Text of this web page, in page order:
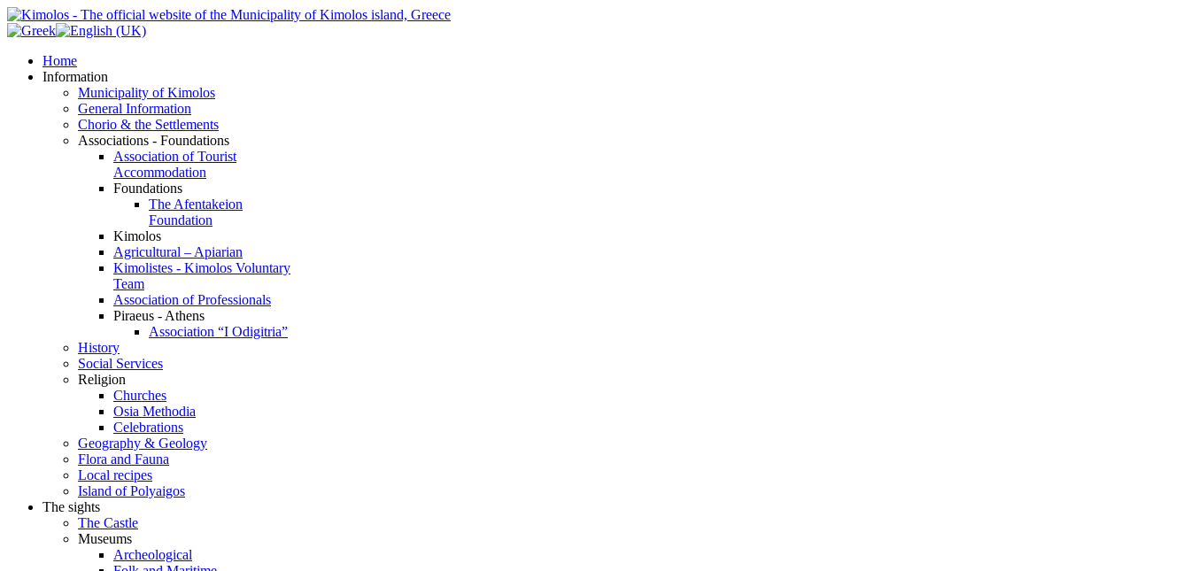
Home
Information
Municipality of Kimolos
General Information
Chorio & the Settlements
Associations - Foundations
Association of Tourist
Accommodation
Foundations
The Afentakeion
Foundation
Kimolos
Agricultural – Apiarian
Kimolistes - Kimolos Voluntary
Team
Association of Professionals
Piraeus - Athens
Association “I Odigitria”
History
Social Services
Religion
Churches
Osia Methodia
Celebrations
Geography & Geology
Flora and Fauna
Local recipes
Island of Polyaigos
The sights
The Castle
Museums
Archeological